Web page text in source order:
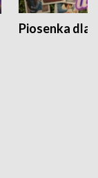
Piosenka dla